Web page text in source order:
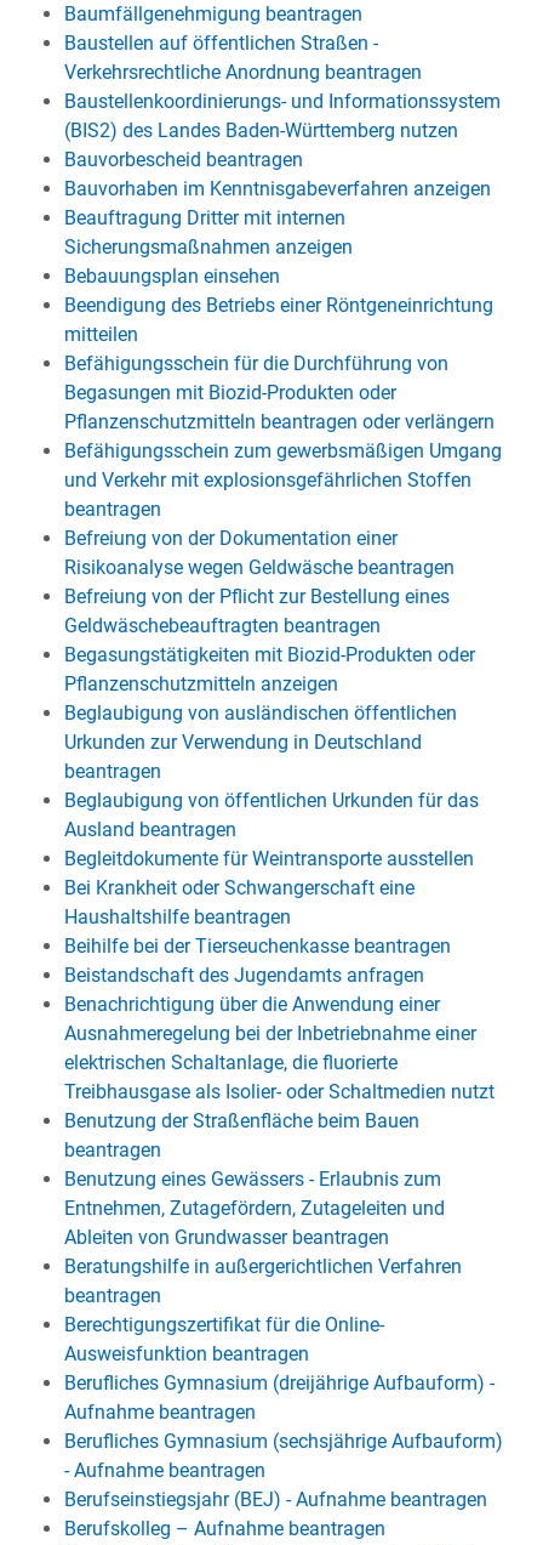
Baumfällgenehmigung beantragen
Baustellen auf öffentlichen Straßen -
Verkehrsrechtliche Anordnung beantragen
Baustellenkoordinierungs- und Informationssystem
(BIS2) des Landes Baden-Württemberg nutzen
Bauvorbescheid beantragen
Bauvorhaben im Kenntnisgabeverfahren anzeigen
Beauftragung Dritter mit internen
Sicherungsmaßnahmen anzeigen
Bebauungsplan einsehen
Beendigung des Betriebs einer Röntgeneinrichtung
mitteilen
Befähigungsschein für die Durchführung von
Begasungen mit Biozid-Produkten oder
Pflanzenschutzmitteln beantragen oder verlängern
Befähigungsschein zum gewerbsmäßigen Umgang
und Verkehr mit explosionsgefährlichen Stoffen
beantragen
Befreiung von der Dokumentation einer
Risikoanalyse wegen Geldwäsche beantragen
Befreiung von der Pflicht zur Bestellung eines
Geldwäschebeauftragten beantragen
Begasungstätigkeiten mit Biozid-Produkten oder
Pflanzenschutzmitteln anzeigen
Beglaubigung von ausländischen öffentlichen
Urkunden zur Verwendung in Deutschland
beantragen
Beglaubigung von öffentlichen Urkunden für das
Ausland beantragen
Begleitdokumente für Weintransporte ausstellen
Bei Krankheit oder Schwangerschaft eine
Haushaltshilfe beantragen
Beihilfe bei der Tierseuchenkasse beantragen
Beistandschaft des Jugendamts anfragen
Benachrichtigung über die Anwendung einer
Ausnahmeregelung bei der Inbetriebnahme einer
elektrischen Schaltanlage, die fluorierte
Treibhausgase als Isolier- oder Schaltmedien nutzt
Benutzung der Straßenfläche beim Bauen
beantragen
Benutzung eines Gewässers - Erlaubnis zum
Entnehmen, Zutagefördern, Zutageleiten und
Ableiten von Grundwasser beantragen
Beratungshilfe in außergerichtlichen Verfahren
beantragen
Berechtigungszertifikat für die Online-
Ausweisfunktion beantragen
Berufliches Gymnasium (dreijährige Aufbauform) -
Aufnahme beantragen
Berufliches Gymnasium (sechsjährige Aufbauform)
- Aufnahme beantragen
Berufseinstiegsjahr (BEJ) - Aufnahme beantragen
Berufskolleg – Aufnahme beantragen